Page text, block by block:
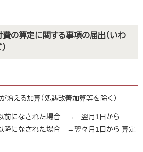
の算定に関する事項の届出（いわ
増える加算（処遇改善加算等を除く）
になされた場合 → 翌月1日から
なされた場合 →翌々月1日から 算定